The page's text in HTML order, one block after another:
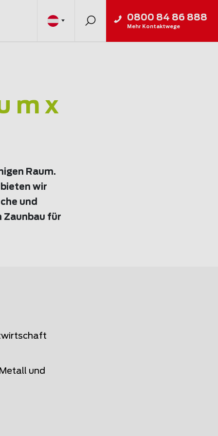
0800 84 86 888
Mehr Kontaktwege
m x
Raum.
wir
und
Zaunbau für
und